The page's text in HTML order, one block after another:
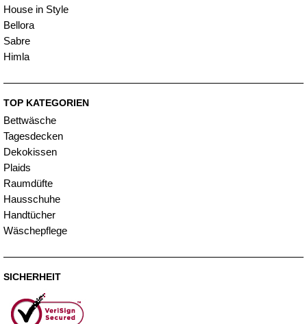
House in Style
Bellora
Sabre
Himla
TOP KATEGORIEN
Bettwäsche
Tagesdecken
Dekokissen
Plaids
Raumdüfte
Hausschuhe
Handtücher
Wäschepflege
SICHERHEIT